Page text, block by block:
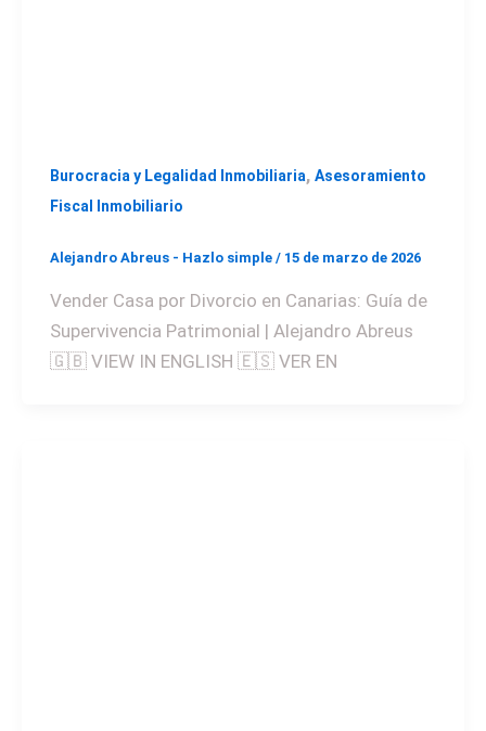
Burocracia y Legalidad Inmobiliaria, Asesoramiento
Fiscal Inmobiliario
Alejandro Abreus - Hazlo simple / 15 de marzo de 2026
Vender Casa por Divorcio en Canarias: Guía de
Supervivencia Patrimonial | Alejandro Abreus
🇬🇧 VIEW IN ENGLISH 🇪🇸 VER EN